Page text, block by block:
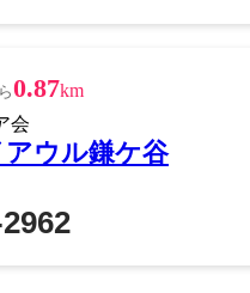
0.87km
会
ウル鎌ケ谷